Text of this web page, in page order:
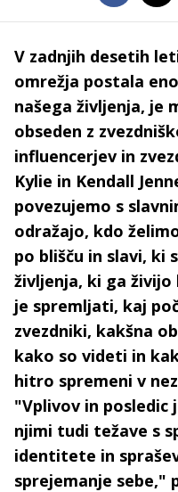
V zadnjih desetih
omrežja postala
našega življenja, je
obseden z
influencerjev in
Kylie in Kendall
povezujemo s
odražajo, kdo
po blišču in slavi, ki
življenja, ki ga
je spremljati, kaj
zvezdniki, kakšna
kako so videti in
hitro spremeni v
"Vplivov in posledic
njimi tudi težave s
identitete in
sprejemanje sebe,"